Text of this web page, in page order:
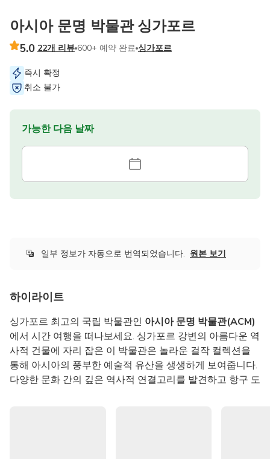
아시아 문명 박물관 싱가포르
5.0 22개 리뷰 600+ 예약 완료 싱가포르
즉시 확정
취소 불가
가능한 다음 날짜
일부 정보가 자동으로 번역되었습니다. 원본 보기
하이라이트
싱가포르 최고의 국립 박물관인 아시아 문명 박물관(ACM)
에서 시간 여행을 떠나보세요. 싱가포르 강변의 아름다운 역
사적 건물에 자리 잡은 이 박물관은 놀라운 걸작 컬렉션을
통해 아시아의 풍부한 예술적 유산을 생생하게 보여줍니다.
다양한 문화 간의 깊은 역사적 연결고리를 발견하고 항구 도